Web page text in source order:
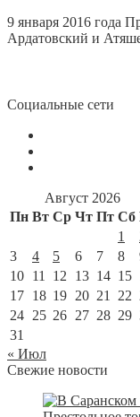
9 января 2016 года
Ардатовский и
Социальные сети
Август 2026
Пн Вт Ср Чт Пт Сб
1
3
4 5 6 7 8
10 11 12 13 14 15
17 18 19 20 21 22
24 25 26 27 28 29
31
« Июл
Свежие новости